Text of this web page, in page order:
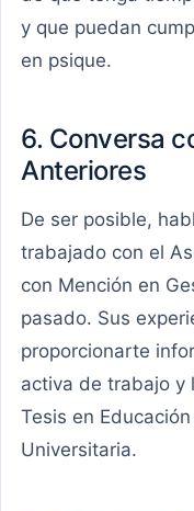
y que puedan
en psique.
6. Conversa
Anteriores
De ser posible,
trabajado con el
con Mención en
pasado. Sus
proporcionarte
activa de trabajo y
Tesis en
Universitaria.